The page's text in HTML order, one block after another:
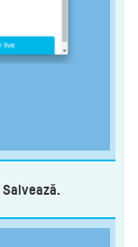
Salvează.